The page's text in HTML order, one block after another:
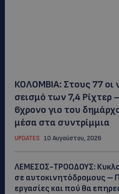
ΚΟΛΟΜΒΙΑ: Στους 77 οι
σεισμό των 7,4 Ρίχτερ
6χρονο γιο του
μέσα στα συντρίμμια
UPDATES 10 Αυγούστου, 2026
ΛΕΜΕΣΟΣ-ΤΡΟΟΔΟΥΣ:
σε αυτοκινητόδρομους –
εργασίες και πού θα